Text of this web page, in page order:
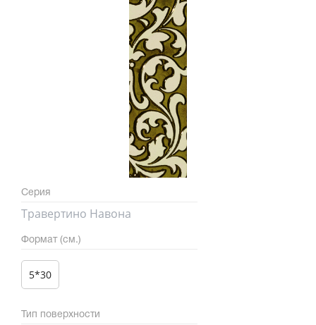
Серия
Травертино Навона
Формат (см.)
5*30
Тип поверхности